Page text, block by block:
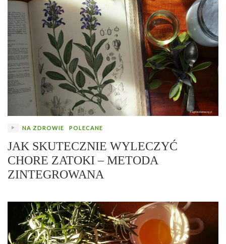
NA ZDROWIE POLECANE
JAK SKUTECZNIE WYLECZYĆ
CHORE ZATOKI – METODA
ZINTEGROWANA